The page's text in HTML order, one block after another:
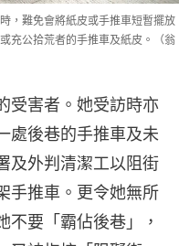
，難免會將紙皮或手推車短暫擺放
充公拾荒者的手推車及紙皮。（翁
受害者。她受訪時亦
處後巷的手推車及未
及外判清潔工以阻街
手推車。更令她無所
不要「霸佔後巷」，